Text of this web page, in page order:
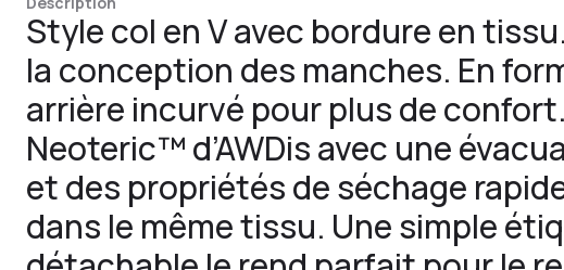
Style col en V avec bordure en
la conception des manches. En
arrière incurvé pour plus de
Neoteric™ d’AWDis avec une
et des propriétés de séchage
dans le même tissu. Une simple